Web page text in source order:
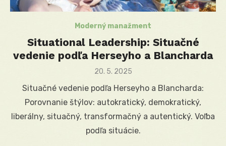
Moderný manažment
Situational Leadership: Situačné
vedenie podľa Herseyho a Blancharda
Posted
20. 5. 2025
Situačné vedenie podľa Herseyho a Blancharda:
Porovnanie štýlov: autokratický, demokratický,
liberálny, situačný, transformačný a autentický. Voľba
podľa situácie.